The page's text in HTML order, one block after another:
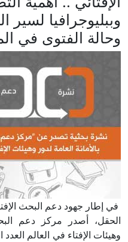
وببليوجرافيا لسير
وحالة الفتوى في
في إطار جهود دعم البحث
الحقل، أصدر مركز دعم
وهيئات الإفتاء في العالم